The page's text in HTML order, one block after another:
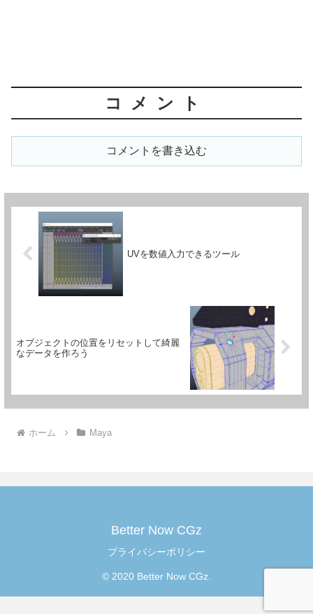
コメント
コメントを書き込む
UVを数値入力できるツール
オブジェクトの位置をリセットして綺麗
なデータを作ろう
ホーム Maya
Better Now CGz
プライバシーポリシー
© 2020 Better Now CGz.